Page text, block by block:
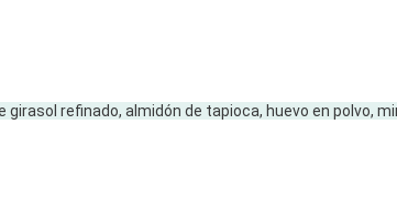
girasol refinado, almidón de tapioca, huevo en polvo,